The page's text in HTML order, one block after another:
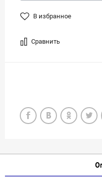
В избранное
Сравнить